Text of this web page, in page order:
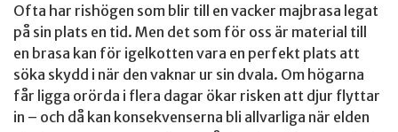
Ofta har rishögen som blir till en vacker majbrasa legat
på sin plats en tid. Men det som för oss är material till
en brasa kan för igelkotten vara en perfekt plats att
söka skydd i när den vaknar ur sin dvala. Om högarna
får ligga orörda i flera dagar ökar risken att djur flyttar
in – och då kan konsekvenserna bli allvarliga när elden